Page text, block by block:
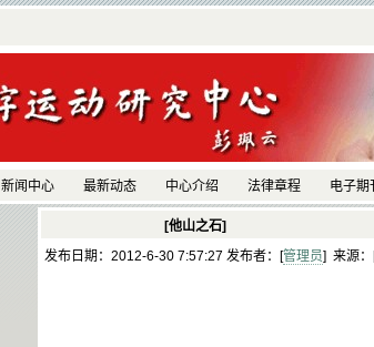
新闻中心 最新动态 中心介绍 法律章程 电子期
[他山之石]
发布日期：2012-6-30 7:57:27 发布者：[管理员] 来源